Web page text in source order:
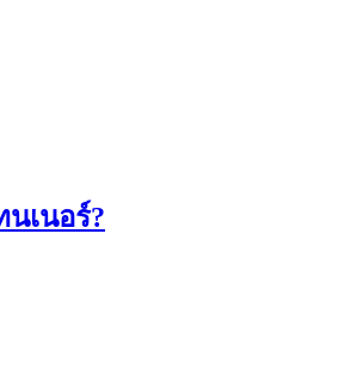
เนอร์?